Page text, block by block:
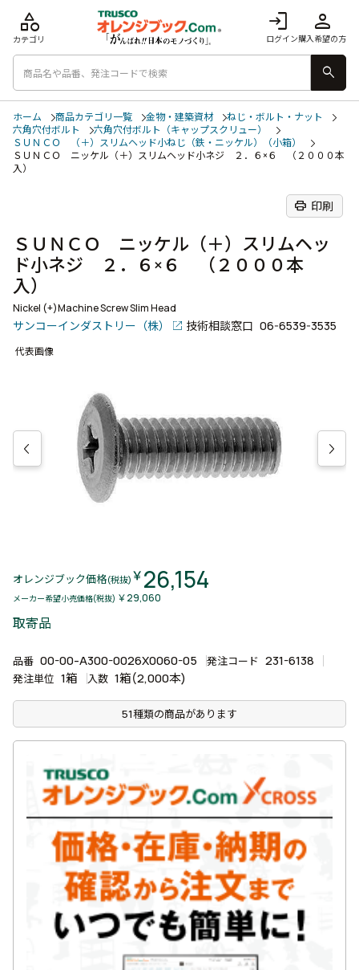
login
ログイン
person
購入希望の方
category
カテゴリ
search
ホーム 商品カテゴリ一覧 金物・建築資材
ねじ・ボルト・ナット
六角穴付ボルト
六角穴付ボルト（キャップスクリュー）
ＳＵＮＣＯ （＋）スリムヘッド小ねじ（鉄・ニッケル）（小箱）
ＳＵＮＣＯ ニッケル（＋）スリムヘッド小ネジ ２．６×６ （２０００本
入）
print 印刷
ＳＵＮＣＯ ニッケル（＋）スリムヘッ
ド小ネジ ２．６×６ （２０００本
入）
Nickel (+)Machine Screw Slim Head
サンコーインダストリー（株） 技術相談窓口 06-6539-3535
代表画像
オレンジブック価格(税抜) ￥26,154
メーカー希望小売価格(税抜) ￥29,060
取寄品
品番 00-00-A300-0026X0060-05 発注コード 231-6138
発注単位 1箱 入数 1箱(2,000本)
51種類の商品があります